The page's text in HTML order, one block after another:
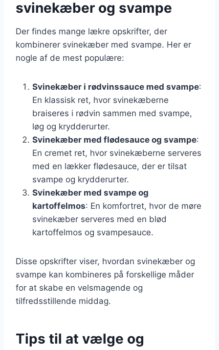
svinekæber og svampe
Der findes mange lækre opskrifter, der
kombinerer svinekæber med svampe. Her er
nogle af de mest populære:
Svinekæber i rødvinssauce med svampe:
En klassisk ret, hvor svinekæberne
braiseres i rødvin sammen med svampe,
løg og krydderurter.
Svinekæber med flødesauce og svampe:
En cremet ret, hvor svinekæberne serveres
med en lækker flødesauce, der er tilsat
svampe og krydderurter.
Svinekæber med svampe og
kartoffelmos: En komfortret, hvor de møre
svinekæber serveres med en blød
kartoffelmos og svampesauce.
Disse opskrifter viser, hvordan svinekæber og
svampe kan kombineres på forskellige måder
for at skabe en velsmagende og
tilfredsstillende middag.
Tips til at vælge og